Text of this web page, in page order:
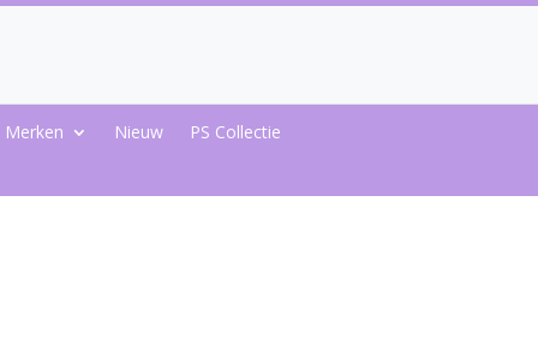
Merken Nieuw
PS Collectie